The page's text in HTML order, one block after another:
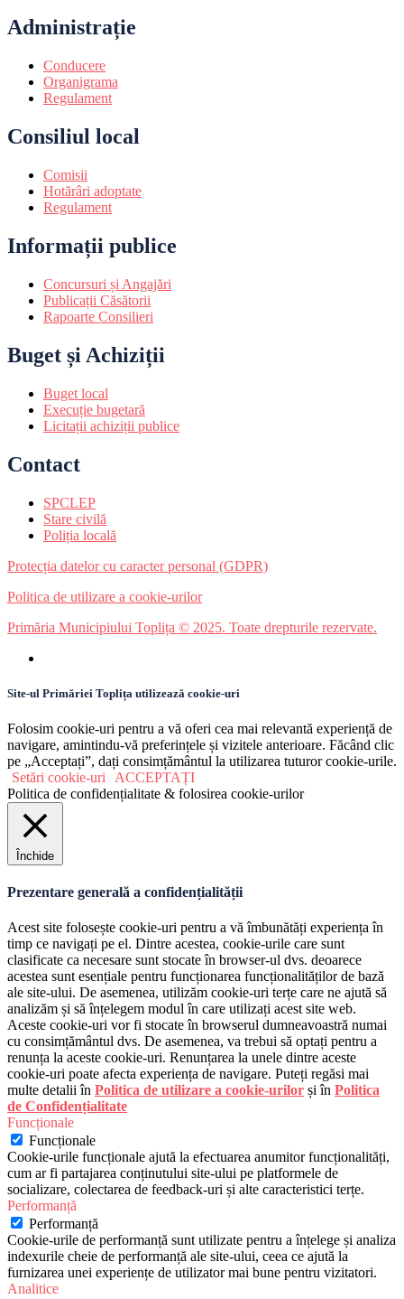
Administrație
Conducere
Organigrama
Regulament
Consiliul local
Comisii
Hotărâri adoptate
Regulament
Informații publice
Concursuri și Angajări
Publicații Căsătorii
Rapoarte Consilieri
Buget și Achiziții
Buget local
Execuție bugetară
Licitații achiziții publice
Contact
SPCLEP
Stare civilă
Poliția locală
Protecția datelor cu caracter personal (GDPR)
Politica de utilizare a cookie-urilor
Primăria Municipiului Toplița © 2025. Toate drepturile rezervate.
Site-ul Primăriei Toplița utilizează cookie-uri
Folosim cookie-uri pentru a vă oferi cea mai relevantă experiență de
navigare, amintindu-vă preferințele și vizitele anterioare. Făcând clic
pe „Acceptați”, dați consimțământul la utilizarea tuturor cookie-urile.
Setări cookie-uri
ACCEPTAȚI
Politica de confidențialitate & folosirea cookie-urilor
Închide
Prezentare generală a confidențialității
Acest site folosește cookie-uri pentru a vă îmbunătăți experiența în
timp ce navigați pe el. Dintre acestea, cookie-urile care sunt
clasificate ca necesare sunt stocate în browser-ul dvs. deoarece
acestea sunt esențiale pentru funcționarea funcționalităților de bază
ale site-ului. De asemenea, utilizăm cookie-uri terțe care ne ajută să
analizăm și să înțelegem modul în care utilizați acest site web.
Aceste cookie-uri vor fi stocate în browserul dumneavoastră numai
cu consimțământul dvs. De asemenea, va trebui să optați pentru a
renunța la aceste cookie-uri. Renunțarea la unele dintre aceste
cookie-uri poate afecta experiența de navigare. Puteți regăsi mai
multe detalii în Politica de utilizare a cookie-urilor și în Politica
de Confidențialitate
Funcționale
Funcționale
Cookie-urile funcționale ajută la efectuarea anumitor funcționalități,
cum ar fi partajarea conținutului site-ului pe platformele de
socializare, colectarea de feedback-uri și alte caracteristici terțe.
Performanță
Performanță
Cookie-urile de performanță sunt utilizate pentru a înțelege și analiza
indexurile cheie de performanță ale site-ului, ceea ce ajută la
furnizarea unei experiențe de utilizator mai bune pentru vizitatori.
Analitice